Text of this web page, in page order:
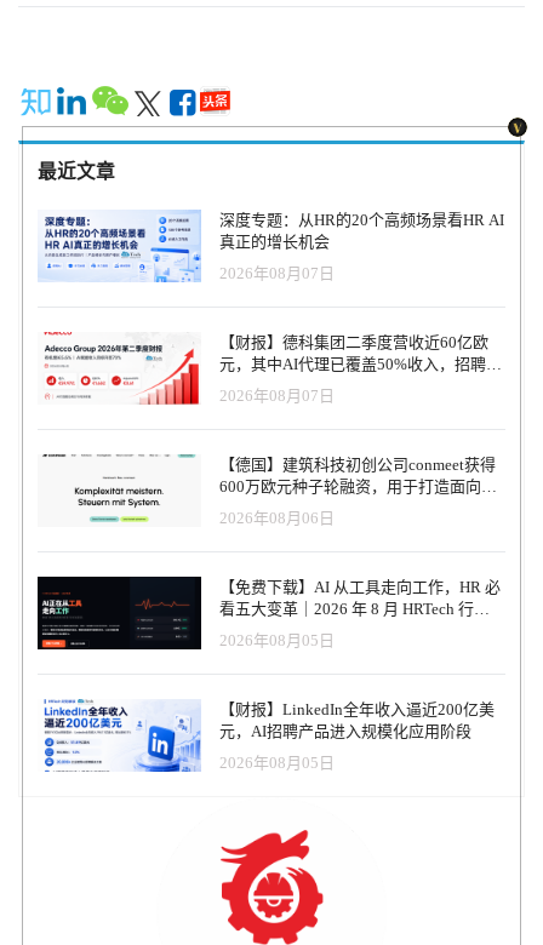
everyone/#about 吴恩达亲自操刀授课吴恩达在 Coursera 上开放的在
线课程是 MOOC 网站上最受欢迎的课程。6 月份，EdSurge 报告显
示，Coursera 最受欢迎的课程 Top10 都是由吴恩达授课的。 吴恩达
的教育经验丰富，最早可以追溯到 2011 年。这一年，他创办了
Daphne Koller 一起创办了 Coursera。在担任这两个角色之前，吴恩
达还曾担任斯坦福人工智能实验室主任。 去年 12 月，吴恩达推出了
Landing AI，这是一家帮助企业在制造业等行业中使用 AI 和自动化
流程的公司。AI for Everyone 在某种程度上是 Landing AI 的拓展，
让那些技术背景不够深厚的人和组织了解复杂的 AI 概念和用例。
“通过与 Landing AI 的合作，我每天都会与很多希望通过机器学习改
造公司的 CEO 见面，”吴恩达在博客文章中写道。“他们最关心的问
题，就是如何让他们的长期业务战略与当今的 AI 能力保持一致。”
吴恩达和 Coursera 并不是唯一一个试图让 AI 更容易被企业和消费者
理解的玩家。例如，Google 的 Cloud AI 业务同样旨在让机器学习更
易于理解，并提供服务帮助组织部署 AI。 “有时候，我遇到一些肩
负重大责任的人，他们以为人工智能就像是一种魔法，在组织中使
用了 AI，组织就会变得更聪明，”Cloud AI 业务负责人 Andrew
Moore 表示，“然而事实上，成功部署人工智能是一个艰难的过程，
我经常看到有些公司只要有数据，就想将 AI 应用于大数据，这种想
法是错误的。” “你真正需要做的是解决客户或员工遇到的问题，”他
说道。“写下你想要的解决方案，然后找出可以支持这一目标实现的
自动化过程，接着再回过头来看看你需要的数据，以及你需要如何
收集数据。” 目前，该课程还尚未做好完全准备，但感兴趣的同学们
可以预先注册 AI for Everyone，等到 2019 年初就可以开课啦！ 再次
奉上课程注册链接： https://www.coursera.org/learn/ai-for-everyone/?
action=enroll&authMode=signup 原文链接：
https://www.edsurge.com/news/2018-11-13-coursera-co-founder-andrew-
ng-wants-to-bring-ai-to-everyone-in-latest-course
家，负责百度研究院的领导工作，尤其是Baidu Brain计划。 在他的
工作。到现在，百度的人工智能团队已经增长到近1300人，其中包
括300名百度研究院成员。而目前百度的众多人工智能产品项目可以
支持其搜索、广告、地图、外卖、语音搜索、安全、消费金融等等
现有业务，提升产品，拉动收入。 在百度任职期间，吴恩达和他的
团队还开发出了，无人驾驶和DuerOS语音交互计算平台。并且他表
示，百度仍在孵化一些非常有前景的技术，比如人脸识别（当已注
册用户走近应用人脸识别技术的闸门时，闸门会自动开启），美乐
医（医疗领域的人工智能对话交互机器人）等等。 但遗憾的是，这
些项目之后将不再由吴恩达来带领。 在公开信中，吴恩达对李彦宏
给予了很高的评价，他表示，也很荣幸荣幸能够从两大人工智能强
国，中国、美国的人工智能界都学习过。 “美国擅长创造新的技术和
理念，而中国擅于将人工智能技术用于开发出好的产品。我很高兴
自己能够有机会既为中国也为美国的人工智能发展崛起作出努力和
贡献。”吴恩达写到。 至于离职之后的去向，吴恩达并未进行透露，
只是称，将继续致力于人工智能事业。而百度方面对此消息表示确
在百度的工作，告别我一直带领的人工智能团队。百度的人工智能
实力强大，团队内上上下下都有非常优秀的人才，所以，我坚信百
活更加美好。 百度的人工智能 我在2014年加入百度，负责人工智能
工作。到现在，百度的人工智能团队已经增长到近1300人，其中包
括300名百度研究院成员。上亿的用户每天都在使用我们的人工智能
产品，拉动收入。 我们也运用人工智能开拓新业务。我的团队在过
去的两年中，每年都孵化出一项新业务：一项是无人驾驶，另一项
是DuerOS语音交互计算平台。我们也正在孵化一些非常有前景的技
器人）等等。作为百度人工智能战略的首席架构师，我很自豪能够
引领公司在人工智能方面飞速发展和崛起。 百度是目前为数不多的
在人工智能各个重要领域都拥有世界级专业水准的公司，这些领域
包括语音、自然语言处理、计算机视觉、机器学习、知识图谱等诸
多方面。能够带领百度人工智能团队，能够跟百度卓越的管理者、
最近文章
深度专题：从HR的20个高频场景看HR AI
真正的增长机会
2026年08月07日
【财报】德科集团二季度营收近60亿欧
元，其中AI代理已覆盖50%收入，招聘服
务进入运营重构阶段
2026年08月07日
【德国】建筑科技初创公司conmeet获得
600万欧元种子轮融资，用于打造面向贸
易和建筑行业的AI操作系统
2026年08月06日
【免费下载】AI 从工具走向工作，HR 必
看五大变革｜2026 年 8 月 HRTech 行业
观察报告
2026年08月05日
【财报】LinkedIn全年收入逼近200亿美
元，AI招聘产品进入规模化应用阶段
2026年08月05日